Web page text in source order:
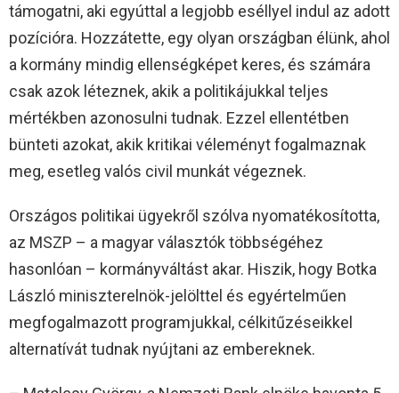
támogatni, aki egyúttal a legjobb eséllyel indul az adott
pozícióra. Hozzátette, egy olyan országban élünk, ahol
a kormány mindig ellenségképet keres, és számára
csak azok léteznek, akik a politikájukkal teljes
mértékben azonosulni tudnak. Ezzel ellentétben
bünteti azokat, akik kritikai véleményt fogalmaznak
meg, esetleg valós civil munkát végeznek.
Országos politikai ügyekről szólva nyomatékosította,
az MSZP – a magyar választók többségéhez
hasonlóan – kormányváltást akar. Hiszik, hogy Botka
László miniszterelnök-jelölttel és egyértelműen
megfogalmazott programjukkal, célkitűzéseikkel
alternatívát tudnak nyújtani az embereknek.